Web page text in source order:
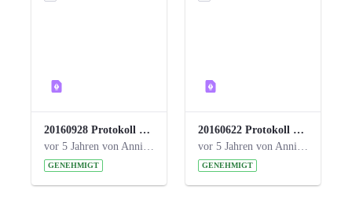
20160928 Protokoll 17. Steuerungskreis.pdf
vor 5 Jahren von Anni Schlumberger
GENEHMIGT
20160622 Protokoll 16. Steuerungskreis.pdf
vor 5 Jahren von Anni Schlumberger
GENEHMIGT